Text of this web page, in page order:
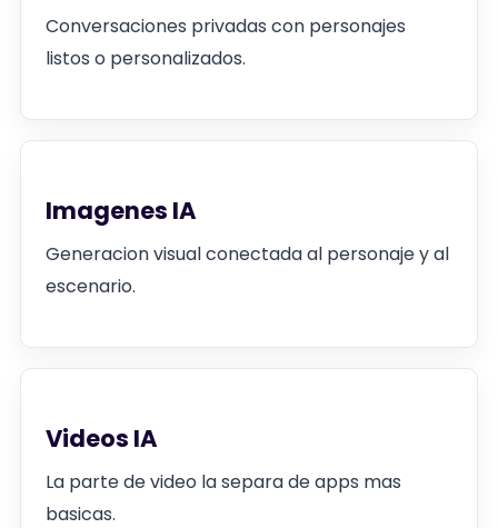
Conversaciones privadas con personajes
listos o personalizados.
Imagenes IA
Generacion visual conectada al personaje y al
escenario.
Videos IA
La parte de video la separa de apps mas
basicas.